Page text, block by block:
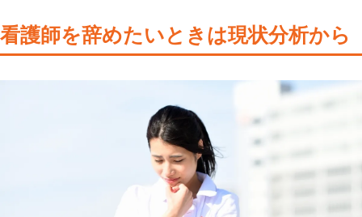
看護師を辞めたいときは現状分析から